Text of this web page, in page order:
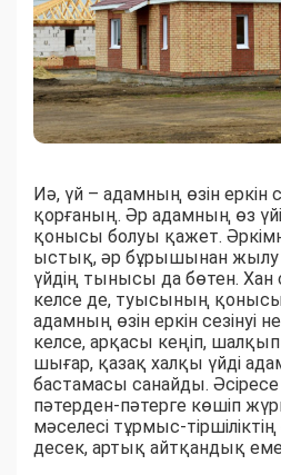
Иә, үй – адамның өзін еркін
қорғаның. Әр адамның өз
қонысы болуы қажет.
ыстық, әр бұрышынан жылу
үйдің тынысы да бөтен. Хан
келсе де, туысының
адамның өзін еркін сезінуі
келсе, арқасы кеңіп, шалқып
шығар, қазақ халқы үйді
бастамасы санайды.
пәтерден-пәтерге көшіп
мәселесі тұрмыс-
десек, артық айтқандық